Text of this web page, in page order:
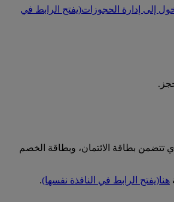
إلى إدارة الحجوزات(يفتح الرابط في
تتضمن بطاقة الائتمان، وبطاقة الخصم
هنا(يفتح الرابط في النافذة نفسها).